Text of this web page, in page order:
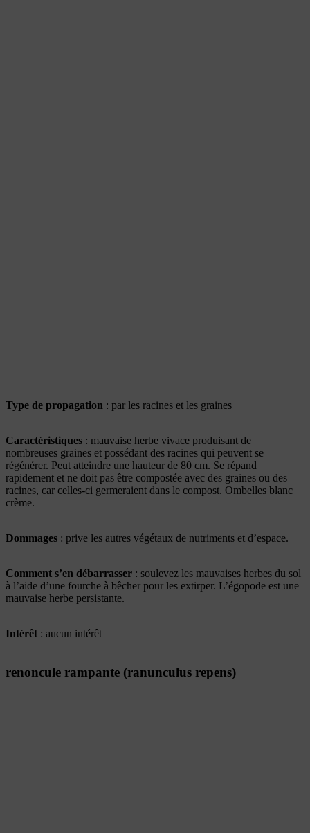
Type de propagation : par les racines et les graines
Caractéristiques : mauvaise herbe vivace produisant de
nombreuses graines et possédant des racines qui peuvent se
régénérer. Peut atteindre une hauteur de 80 cm. Se répand
rapidement et ne doit pas être compostée avec des graines ou des
racines, car celles-ci germeraient dans le compost. Ombelles blanc
crème.
Dommages : prive les autres végétaux de nutriments et d’espace.
Comment s’en débarrasser : soulevez les mauvaises herbes du sol
à l’aide d’une fourche à bêcher pour les extirper. L’égopode est une
mauvaise herbe persistante.
Intérêt : aucun intérêt
renoncule rampante (ranunculus repens)